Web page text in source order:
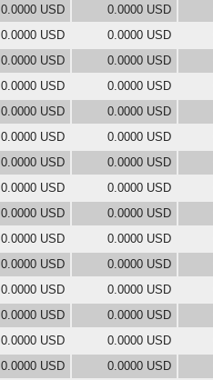
0.0000 USD 0.0000 USD
0.0000 USD 0.0000 USD
0.0000 USD 0.0000 USD
0.0000 USD 0.0000 USD
0.0000 USD 0.0000 USD
0.0000 USD 0.0000 USD
0.0000 USD 0.0000 USD
0.0000 USD 0.0000 USD
0.0000 USD 0.0000 USD
0.0000 USD 0.0000 USD
0.0000 USD 0.0000 USD
0.0000 USD 0.0000 USD
0.0000 USD 0.0000 USD
0.0000 USD 0.0000 USD
0.0000 USD 0.0000 USD